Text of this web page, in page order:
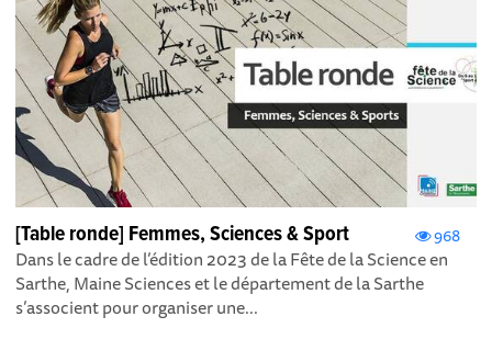
968
[Table ronde] Femmes, Sciences & Sport
Dans le cadre de l’édition 2023 de la Fête de la Science en
Sarthe, Maine Sciences et le département de la Sarthe
s’associent pour organiser une...